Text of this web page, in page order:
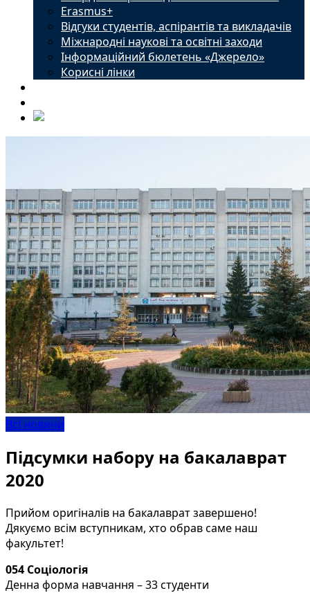
Erasmus+
Відгуки студентів, аспірантів та викладачів
Міжнародні наукові та освітні заходи
Інформаційний бюлетень «Джерело»
Корисні лінки
Всі новини
Підсумки набору на бакалаврат
2020
Прийом оригіналів на бакалаврат завершено!
Дякуємо всім вступникам, хто обрав саме наш
факультет!
054 Соціологія
Денна форма навчання – 33 студенти